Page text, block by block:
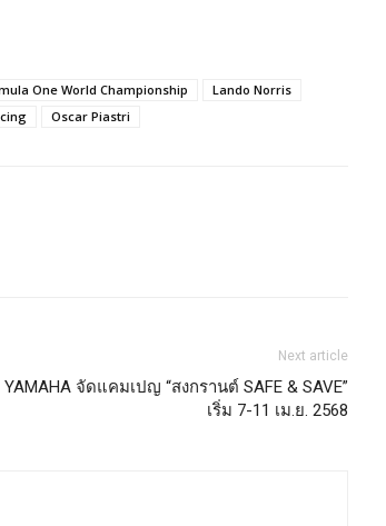
One World Championship
Lando Norris
Oscar Piastri
Next article
YAMAHA จัดแคมเปญ “สงกรานต์ SAFE & SAVE”
เริ่ม 7-11 เม.ย. 2568